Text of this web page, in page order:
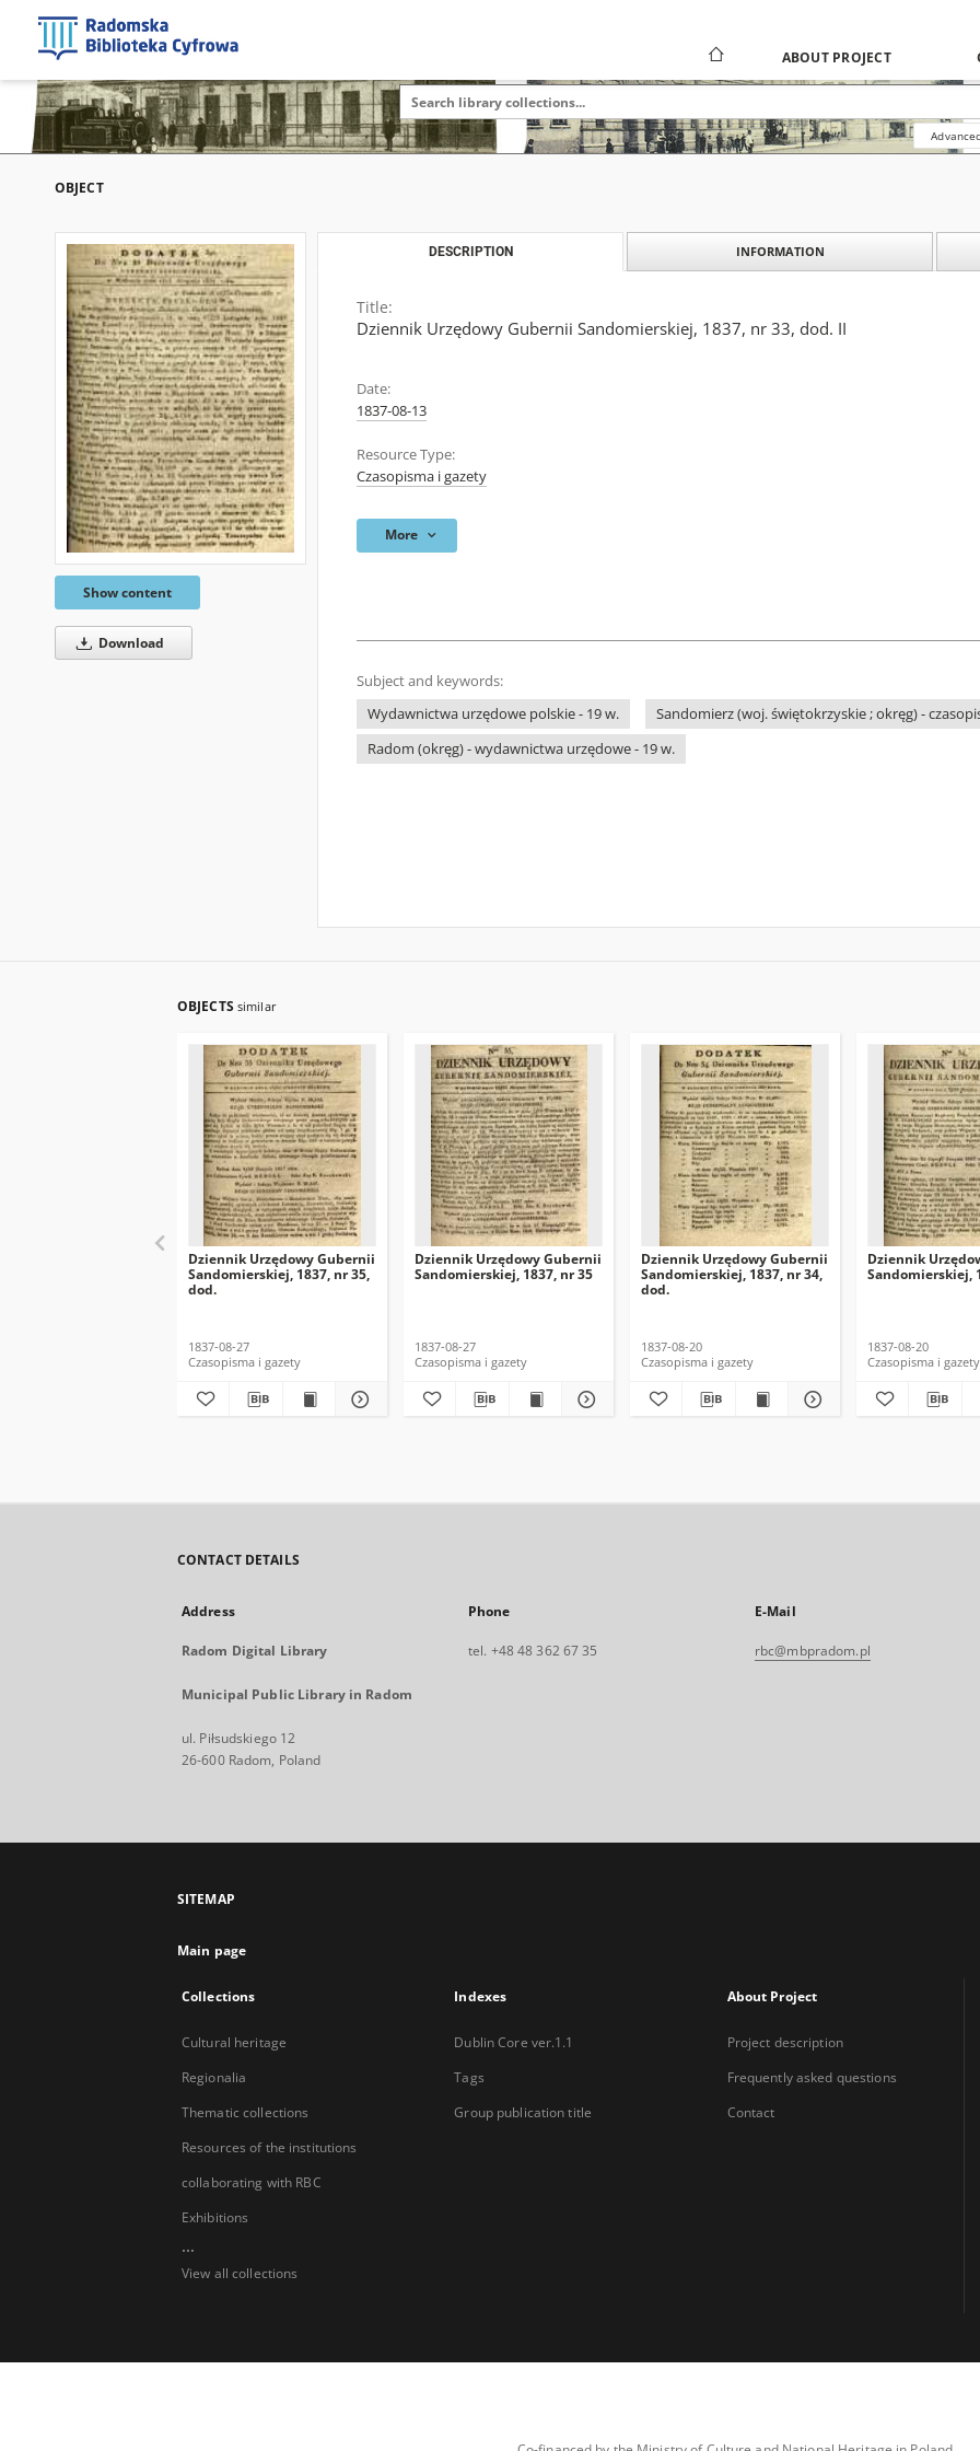
ABOUT PROJECT
OBJECT
Show content
Download
DESCRIPTION INFORMATION
Title:
Dziennik Urzędowy Gubernii Sandomierskiej, 1837, nr 33, dod. II
Date:
1837-08-13
Resource Type:
Czasopisma i gazety
More
Subject and keywords:
Wydawnictwa urzędowe polskie - 19 w.
Sandomierz (woj. świętokrzyskie ; okręg) -
Radom (okręg) - wydawnictwa urzędowe - 19 w.
OBJECTS similar
Dziennik Urzędowy Gubernii
Sandomierskiej, 1837, nr 35,
dod.
1837-08-27
Czasopisma i gazety
Dziennik Urzędowy Gubernii
Sandomierskiej, 1837, nr 35
1837-08-27
Czasopisma i gazety
Dziennik Urzędowy Gubernii
Sandomierskiej, 1837, nr 34,
dod.
1837-08-20
Czasopisma i gazety
Dziennik
Sandomierskiej,
1837-08-20
Czasopisma i gazety
CONTACT DETAILS
Address
Radom Digital Library
Municipal Public Library in Radom
ul. Piłsudskiego 12
26-600 Radom, Poland
Phone
tel. +48 48 362 67 35
E-Mail
rbc@mbpradom.pl
SITEMAP
Main page
Collections
Cultural heritage
Regionalia
Thematic collections
Resources of the institutions
collaborating with RBC
Exhibitions
...
View all collections
Indexes
Dublin Core ver.1.1
Tags
Group publication title
About Project
Project description
Frequently asked questions
Contact